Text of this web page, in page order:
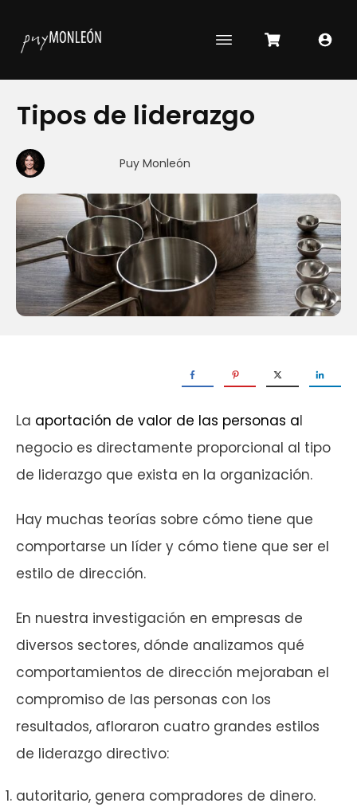
Tipos de liderazgo
Puy Monleón
La aportación de valor de las personas al
negocio es directamente proporcional al tipo
de liderazgo que exista en la organización.
Hay muchas teorías sobre cómo tiene que
comportarse un líder y cómo tiene que ser el
estilo de dirección.
En nuestra investigación en empresas de
diversos sectores, dónde analizamos qué
comportamientos de dirección mejoraban el
compromiso de las personas con los
resultados, afloraron cuatro grandes estilos
de liderazgo directivo:
autoritario, genera compradores de dinero.